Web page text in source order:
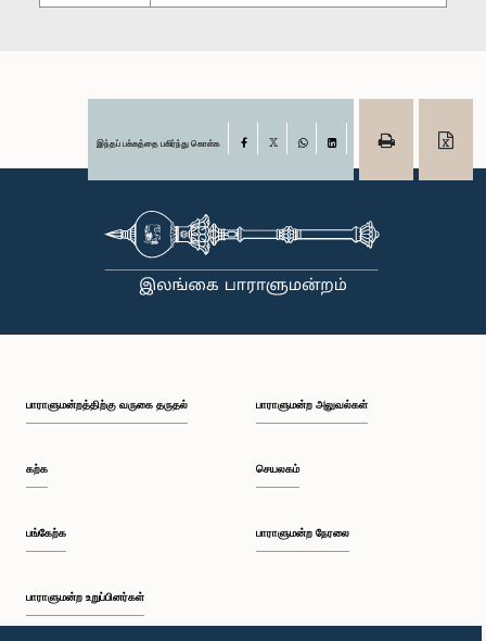
இந்தப் பக்கத்தை பகிர்ந்து கொள்க Facebook
பாராளுமன்றத்திற்கு வருகை தருதல்
கற்க
பங்கேற்க
பாராளுமன்ற உறுப்பினர்கள்
பாராளுமன்ற அலுவல்கள்
செயலகம்
பாராளுமன்ற நேரலை